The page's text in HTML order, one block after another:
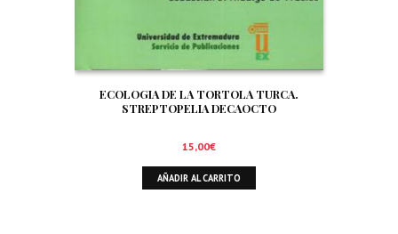
ECOLOGIA DE LA TORTOLA TURCA.
STREPTOPELIA DECAOCTO
15,00€
AÑADIR AL CARRITO